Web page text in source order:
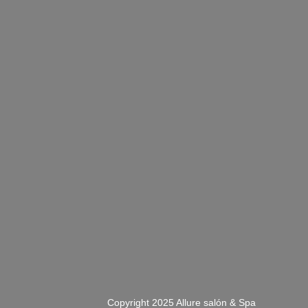
Copyright 2025 Allure salón & Spa